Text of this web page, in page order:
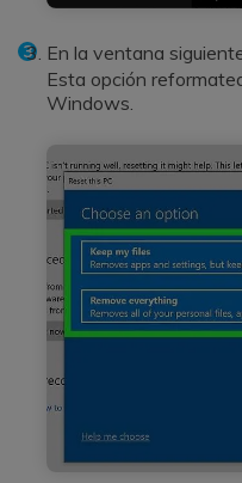
En la ventana
Esta opción
Windows.